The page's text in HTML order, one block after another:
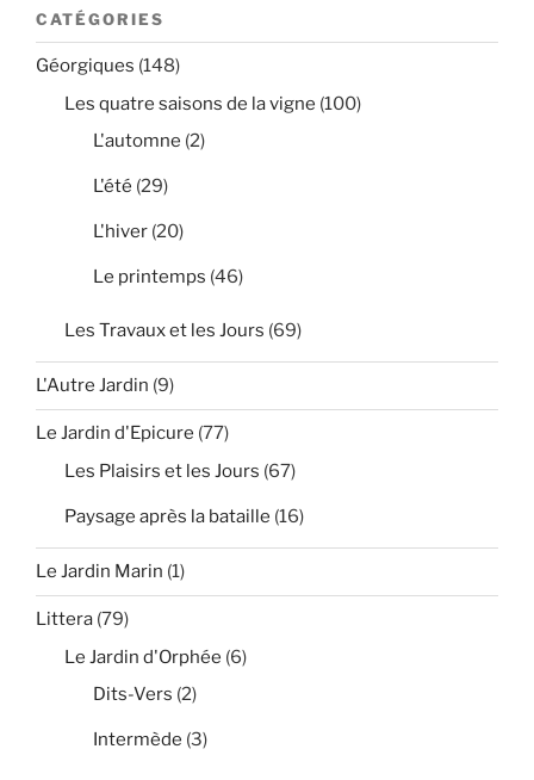
CATÉGORIES
Géorgiques (148)
Les quatre saisons de la vigne (100)
L'automne (2)
L'été (29)
L'hiver (20)
Le printemps (46)
Les Travaux et les Jours (69)
L'Autre Jardin (9)
Le Jardin d'Epicure (77)
Les Plaisirs et les Jours (67)
Paysage après la bataille (16)
Le Jardin Marin (1)
Littera (79)
Le Jardin d'Orphée (6)
Dits-Vers (2)
Intermède (3)